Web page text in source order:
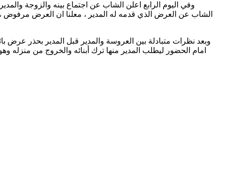
وفي اليوم الرابع اعلن الشاب عن اجتماع بينه والزوجة
الشاب عن العرض الذي قدمه له المدير ، معلنا ان العرض
وبعد نظرات متبادلة بين العروسة والمدير قبل المدير بحذر عرض
امام الحضور ليطلب المدير منها ترك أبنائه والخروج من